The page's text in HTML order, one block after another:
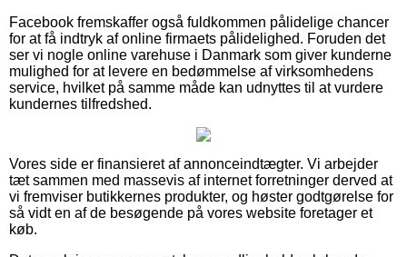
Facebook fremskaffer også fuldkommen pålidelige chancer
for at få indtryk af online firmaets pålidelighed. Foruden det
ser vi nogle online varehuse i Danmark som giver kunderne
mulighed for at levere en bedømmelse af virksomhedens
service, hvilket på samme måde kan udnyttes til at vurdere
kundernes tilfredshed.
Vores side er finansieret af annonceindtægter. Vi arbejder
tæt sammen med massevis af internet forretninger derved at
vi fremviser butikkernes produkter, og høster godtgørelse for
så vidt en af de besøgende på vores website foretager et
køb.